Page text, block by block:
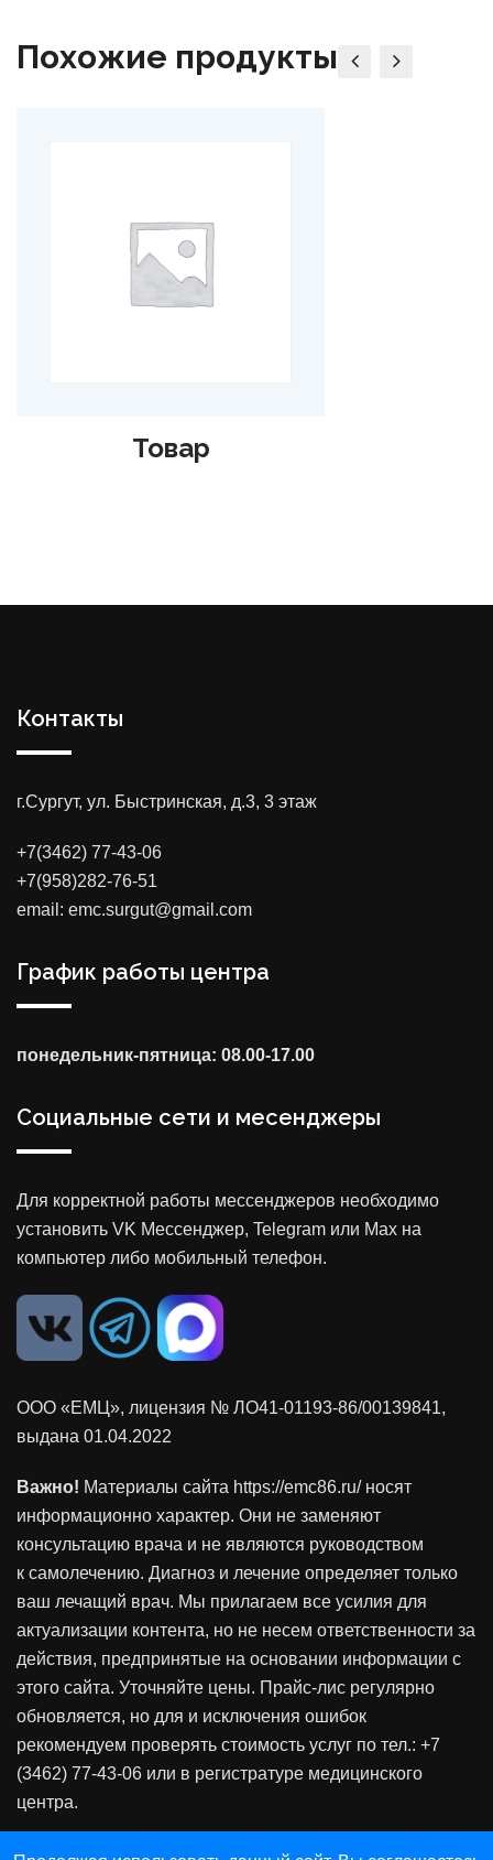
Похожие продукты
Товар
Контакты
г.Сургут, ул. Быстринская, д.3, 3 этаж
+7(3462) 77-43-06
+7(958)282-76-51
email: emc.surgut@gmail.com
График работы центра
понедельник-пятница: 08.00-17.00
Социальные сети и месенджеры
Для корректной работы мессенджеров необходимо
установить VK Мессенджер, Telegram или Max на
компьютер либо мобильный телефон.
ООО «ЕМЦ», лицензия № ЛО41-01193-86/00139841,
выдана 01.04.2022
Важно! Материалы сайта https://emc86.ru/ носят
информационно характер. Они не заменяют
консультацию врача и не являются руководством
к самолечению. Диагноз и лечение определяет только
ваш лечащий врач. Мы прилагаем все усилия для
актуализации контента, но не несем ответственности за
действия, предпринятые на основании информации с
этого сайта. Уточняйте цены. Прайс-лис регулярно
обновляется, но для и исключения ошибок
рекомендуем проверять стоимость услуг по тел.: +7
(3462) 77-43-06 или в регистратуре медицинского
центра.